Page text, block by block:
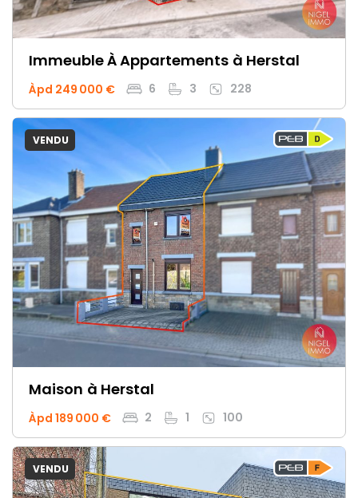
Immeuble À Appartements à Herstal
Àpd 249 000 € 6 3 228
VENDU
Maison à Herstal
Àpd 189 000 € 2 1 100
VENDU